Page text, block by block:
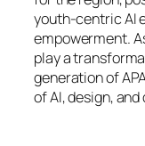
youth-centric AI
empowerment.
play a
generation of
of AI, design,